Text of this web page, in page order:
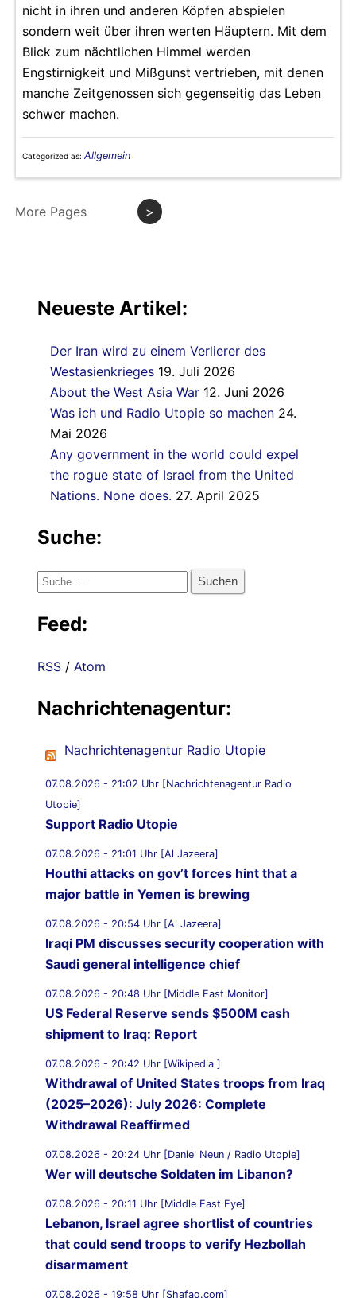
nicht in ihren und anderen Köpfen abspielen
sondern weit über ihren werten Häuptern. Mit dem
Blick zum nächtlichen Himmel werden
Engstirnigkeit und Mißgunst vertrieben, mit denen
manche Zeitgenossen sich gegenseitig das Leben
schwer machen.
Categorized as: Allgemein
More Pages >
Neueste Artikel:
Der Iran wird zu einem Verlierer des
Westasienkrieges 19. Juli 2026
About the West Asia War 12. Juni 2026
Was ich und Radio Utopie so machen 24.
Mai 2026
Any government in the world could expel
the rogue state of Israel from the United
Nations. None does. 27. April 2025
Suche:
Suche
Feed:
RSS / Atom
Nachrichtenagentur:
Nachrichtenagentur Radio Utopie
07.08.2026 - 21:02 Uhr [Nachrichtenagentur Radio
Utopie]
Support Radio Utopie
07.08.2026 - 21:01 Uhr [Al Jazeera]
Houthi attacks on gov’t forces hint that a
major battle in Yemen is brewing
07.08.2026 - 20:54 Uhr [Al Jazeera]
Iraqi PM discusses security cooperation with
Saudi general intelligence chief
07.08.2026 - 20:48 Uhr [Middle East Monitor]
US Federal Reserve sends $500M cash
shipment to Iraq: Report
07.08.2026 - 20:42 Uhr [Wikipedia ]
Withdrawal of United States troops from Iraq
(2025–2026): July 2026: Complete
Withdrawal Reaffirmed
07.08.2026 - 20:24 Uhr [Daniel Neun / Radio Utopie]
Wer will deutsche Soldaten im Libanon?
07.08.2026 - 20:11 Uhr [Middle East Eye]
Lebanon, Israel agree shortlist of countries
that could send troops to verify Hezbollah
disarmament
07.08.2026 - 19:58 Uhr [Shafaq.com]